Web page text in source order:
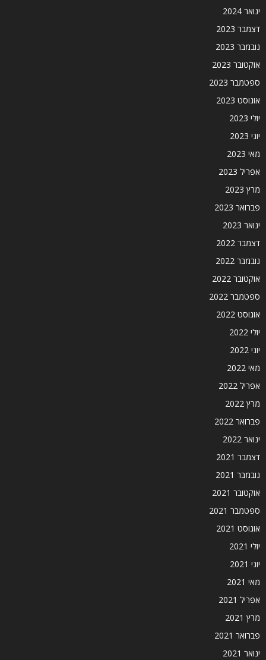
ינואר 2024
דצמבר 2023
נובמבר 2023
אוקטובר 2023
ספטמבר 2023
אוגוסט 2023
יולי 2023
יוני 2023
מאי 2023
אפריל 2023
מרץ 2023
פברואר 2023
ינואר 2023
דצמבר 2022
נובמבר 2022
אוקטובר 2022
ספטמבר 2022
אוגוסט 2022
יולי 2022
יוני 2022
מאי 2022
אפריל 2022
מרץ 2022
פברואר 2022
ינואר 2022
דצמבר 2021
נובמבר 2021
אוקטובר 2021
ספטמבר 2021
אוגוסט 2021
יולי 2021
יוני 2021
מאי 2021
אפריל 2021
מרץ 2021
פברואר 2021
ינואר 2021